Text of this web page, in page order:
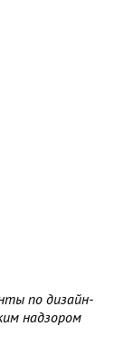
по дизайн-
надзором